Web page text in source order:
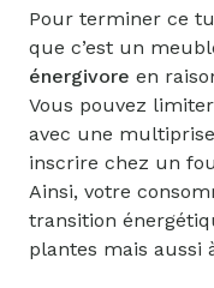
Pour terminer ce
que c’est un
énergivore en
Vous pouvez
avec une
inscrire chez un
Ainsi, votre
transition
plantes mais aussi